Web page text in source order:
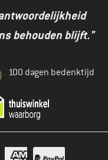
behouden blijft."
100 dagen bedenktijd